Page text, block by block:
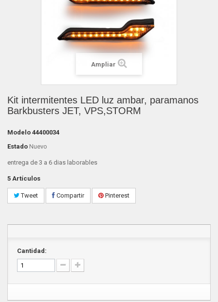
Ampliar
Kit intermitentes LED luz ambar, paramanos
Barkbusters JET, VPS,STORM
Modelo 44400034
Estado Nuevo
entrega de 3 a 6 dias laborables
5 Artículos
Tweet Compartir Pinterest
Cantidad: